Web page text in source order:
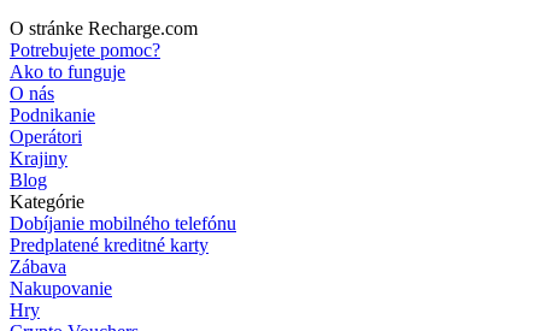
O stránke Recharge.com
Potrebujete pomoc?
Ako to funguje
O nás
Podnikanie
Operátori
Krajiny
Blog
Kategórie
Dobíjanie mobilného telefónu
Predplatené kreditné karty
Zábava
Nakupovanie
Hry